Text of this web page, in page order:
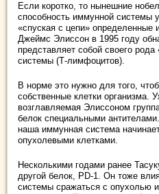
Если коротко, то нынешние
способность иммунной системы
«спуская с цепи» определенные
Джеймс Элиссон в 1995 году
представляет собой своего
системы (Т-лимфоцитов).
В норме это нужно для того,
собственные клетки организма.
возглавляемая Элиссоном
белок специальными
наша иммунная система
опухолевыми клетками.
Несколькими годами ранее
другой белок, PD-1. Он тоже
системы сражаться с опухолью